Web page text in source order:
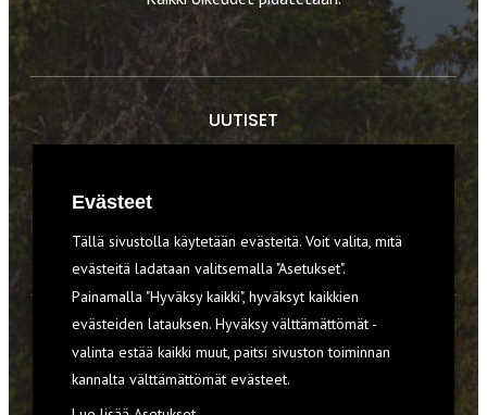
UUTISET
VARUSTEET
TILAA RETKI-LEHTI
YHTEYSTIEDOT
Evästeet
Tällä sivustolla käytetään evästeitä. Voit valita, mitä
evästeitä ladataan valitsemalla "Asetukset".
Painamalla "Hyväksy kaikki", hyväksyt kaikkien
evästeiden latauksen. Hyväksy välttämättömät -
valinta estää kaikki muut, paitsi sivuston toiminnan
kannalta välttämättömät evästeet.